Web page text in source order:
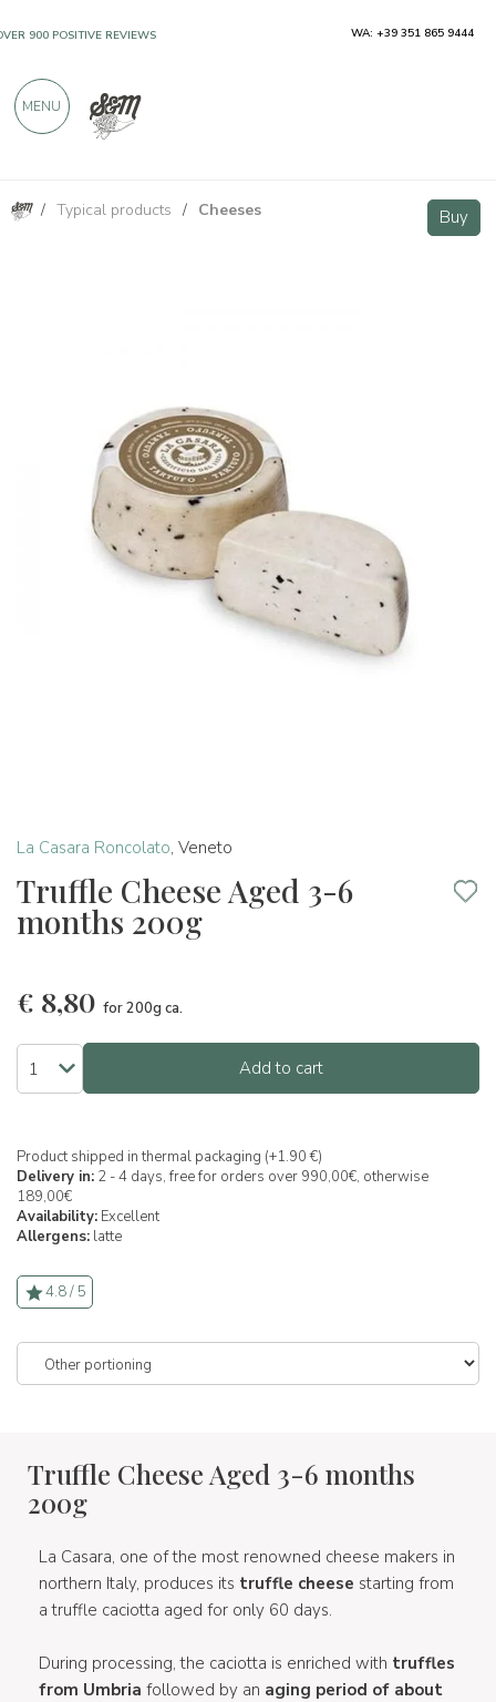
/ Typical products / Cheeses Buy
La Casara Roncolato, Veneto
Truffle Cheese Aged 3-6
months 200g
€ 8,80 for 200g ca.
Add to cart
Product shipped in thermal packaging (+1.90 €)
Delivery in: 2 - 4 days, free for orders over 990,00€, otherwise
189,00€
Availability: Excellent
Allergens: latte
4.8 / 5
Truffle Cheese Aged 3-6 months
200g
La Casara, one of the most renowned cheese makers in
northern Italy, produces its truffle cheese starting from
a truffle caciotta aged for only 60 days.
During processing, the caciotta is enriched with truffles
from Umbria followed by an aging period of about
Truffle Cheese Aged 3-6 months 200g Buy
900 POSITIVE REVIEWS WA: +39 351 865 9444
MENU